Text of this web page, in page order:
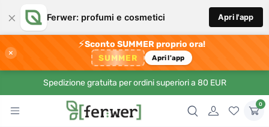
× Ferwer: profumi e cosmetici Apri l'app
×
⚡Sconto SUMMER proprio ora!
SUMMER Apri l'app
Spedizione gratuita per ordini superiori a 80 EUR
0